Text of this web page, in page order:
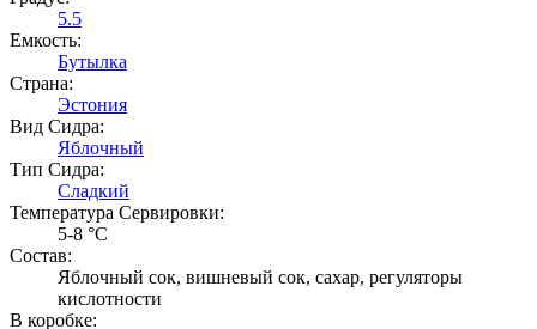
5.5
Емкость:
Бутылка
Страна:
Эстония
Вид Сидра:
Яблочный
Тип Сидра:
Сладкий
Температура Cервировки:
5-8 °С
Состав:
Яблочный сок, вишневый сок, сахар, регуляторы
кислотности
В коробке: